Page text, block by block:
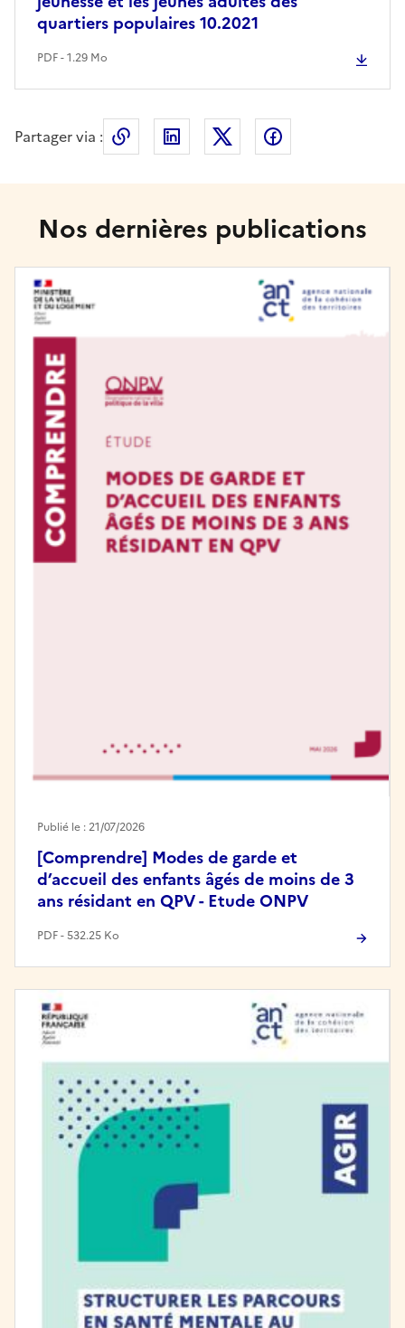
quartiers populaires 10.2021
PDF - 1.29 Mo
Partager via : Copier le lien de la page dans le
LinkedIn
Nos dernières publications
[Comprendre] Modes de garde et
d’accueil des enfants âgés de moins de 3
ans résidant en QPV - Etude ONPV
Publié le : 21/07/2026
PDF - 532.25 Ko
Image
Image